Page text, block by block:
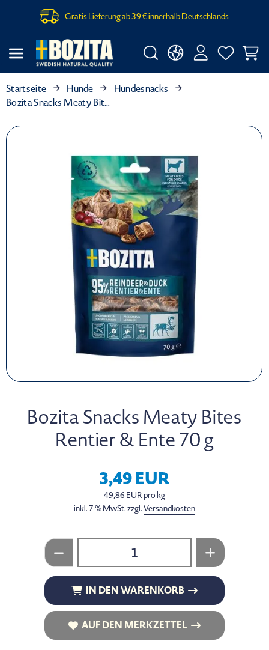
Gratis Lieferung ab 39 € innerhalb Deutschlands
Startseite Hunde
Hundesnacks
Bozita Snacks Meaty Bites Rentier & Ente 70 g
Bozita Snacks Meaty Bites
Rentier & Ente 70 g
3,49 EUR
49,86 EUR pro kg
inkl. 7 % MwSt. zzgl.Versandkosten
IN DEN WARENKORB
IN DEN WARENKORB
AUF DEN MERKZETTEL
AUF DEN MERKZETTEL